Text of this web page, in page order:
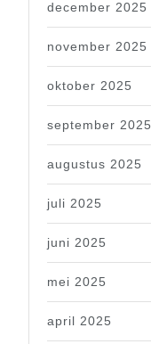
december 2025
november 2025
oktober 2025
september 2025
augustus 2025
juli 2025
juni 2025
mei 2025
april 2025